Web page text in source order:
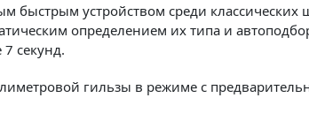
быстрым устройством среди
определением их типа и
секунд.
гильзы в режиме с